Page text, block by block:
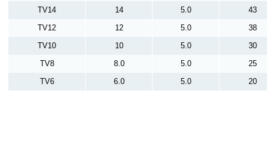
TV14
14 5.0
43
TV12
12 5.0
38
TV10
10 5.0
30
TV8
8.0 5.0
25
TV6
6.0 5.0 20